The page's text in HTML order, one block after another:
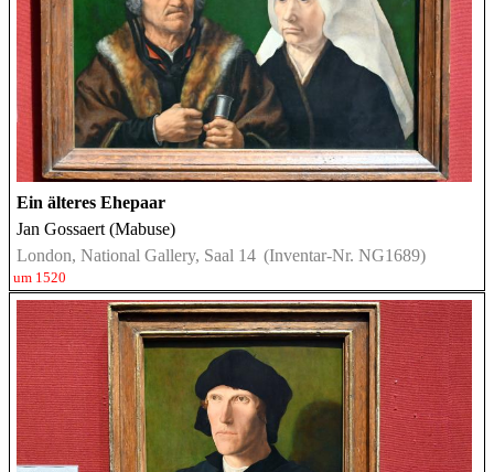
Ein älteres Ehepaar
Jan Gossaert (Mabuse)
London, National Gallery, Saal 14 (Inventar-Nr. NG1689)
um 1520